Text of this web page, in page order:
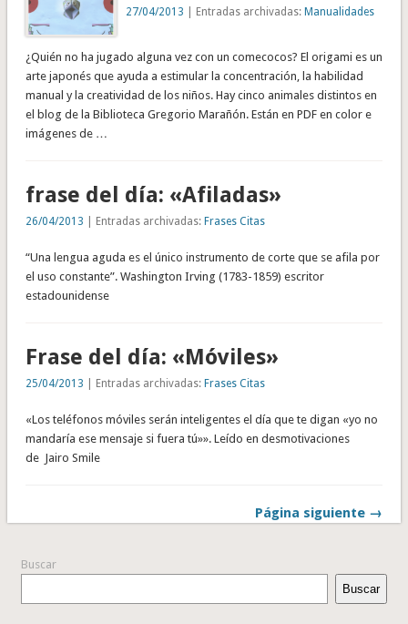
27/04/2013 | Entradas archivadas:Manualidades
¿Quién no ha jugado alguna vez con un comecocos? El origami es un
arte japonés que ayuda a estimular la concentración, la habilidad
manual y la creatividad de los niños. Hay cinco animales distintos en
el blog de la Biblioteca Gregorio Marañón. Están en PDF en color e
imágenes de …
frase del día: «Afiladas»
26/04/2013 | Entradas archivadas: Frases Citas
“Una lengua aguda es el único instrumento de corte que se afila por
el uso constante”. Washington Irving (1783-1859) escritor
estadounidense
Frase del día: «Móviles»
25/04/2013 | Entradas archivadas: Frases Citas
«Los teléfonos móviles serán inteligentes el día que te digan «yo no
mandaría ese mensaje si fuera tú»». Leído en desmotivaciones
de Jairo Smile
Página siguiente →
Buscar
Buscar